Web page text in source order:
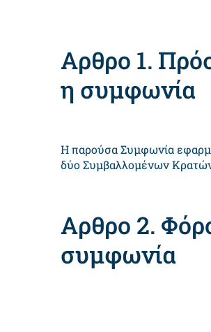
Αρθρο 1.
η συμφωνία
Η παρούσα Συμφωνία
δύο Συμβαλλομένων
Αρθρο 2.
συμφωνία